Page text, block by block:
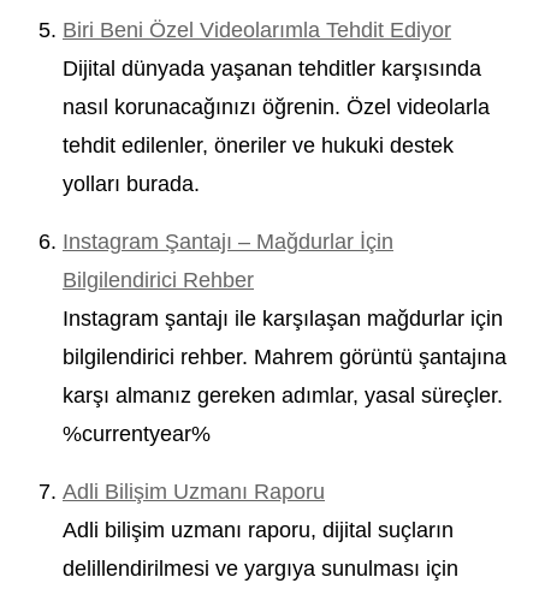
Biri Beni Özel Videolarımla Tehdit Ediyor
Dijital dünyada yaşanan tehditler karşısında
nasıl korunacağınızı öğrenin. Özel videolarla
tehdit edilenler, öneriler ve hukuki destek
yolları burada.
Instagram Şantajı – Mağdurlar İçin
Bilgilendirici Rehber
Instagram şantajı ile karşılaşan mağdurlar için
bilgilendirici rehber. Mahrem görüntü şantajına
karşı almanız gereken adımlar, yasal süreçler.
%currentyear%
Adli Bilişim Uzmanı Raporu
Adli bilişim uzmanı raporu, dijital suçların
delillendirilmesi ve yargıya sunulması için